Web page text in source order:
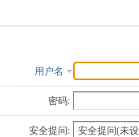
用户名
密码:
安全提问: